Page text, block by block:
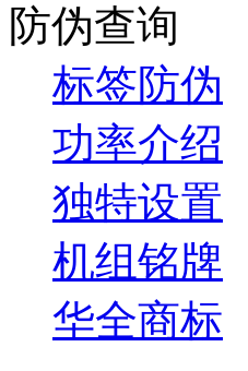
防伪查询
标签防伪
功率介绍
独特设置
机组铭牌
华全商标